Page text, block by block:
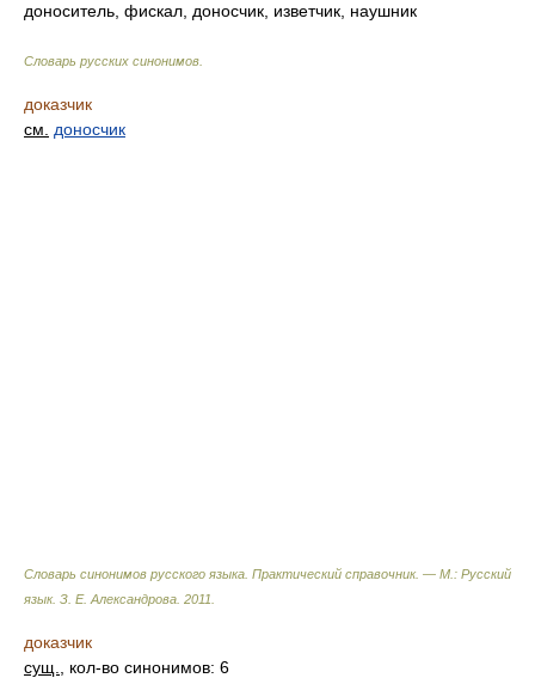
доноситель, фискал, доносчик, изветчик, наушник
Словарь русских синонимов
доказчик
см.
доносчик
Словарь синонимов русского языка. Практический справочник. — М.: Русский
язык. З. Е. Александрова 2011
доказчик
сущ.
, кол-во синонимов: 6